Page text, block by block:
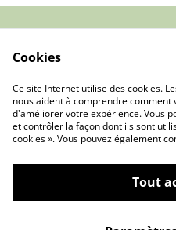
Politique de
confidentialité
©2026Idée folle créative
Cookies
Ce site Internet utilise des cookies.
nous aident à comprendre comment
d'améliorer votre expérience. Vous
et contrôler la façon dont ils sont
cookies ». Vous pouvez également
Tout